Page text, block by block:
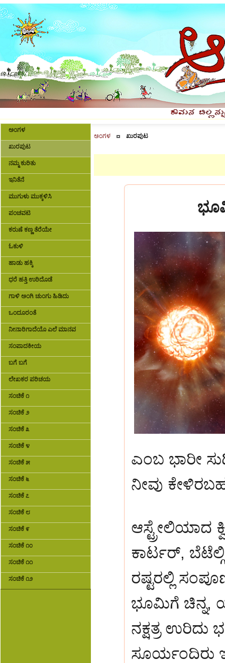
ಅಂಗಳ
ಖುರಪುಟ
ನಮ್ಮ ಕುರಿತು
ಇನಿತೆನೆ
ಮುಗುಳು ಮುಕ್ಕಳಿಸಿ
ಪಂಚವಟಿ
ಕರುಣೆ ಕಣ್ಣ ತೆರೆಯೇ
ಓಕುಳಿ
ಹಾಡು ಹಕ್ಕಿ
ಧರೆ ಹತ್ತಿ ಉರಿದೊಡೆ
ಗಾಳಿ ಅಂಗಿ ಚುಂಗು ಹಿಡಿದು
ಒಂದೂರಂತೆ
ನೀನಾರಿಗಾದೆಯೊ ಎಲೆ ಮಾನವ
ಸಂಪಾದಕೀಯ
ಬಗೆ ಬಗೆ
ಲೇಖಕರ ಪರಿಚಯ
ಸಂಚಿಕೆ ೧
ಸಂಚಿಕೆ ೨
ಸಂಚಿಕೆ ೩
ಸಂಚಿಕೆ ೪
ಸಂಚಿಕೆ ೫
ಸಂಚಿಕೆ ೬
ಸಂಚಿಕೆ ೭
ಸಂಚಿಕೆ ೮
ಸಂಚಿಕೆ ೯
ಸಂಚಿಕೆ ೧೦
ಸಂಚಿಕೆ ೧೧
ಸಂಚಿಕೆ ೧೨
ಅಂಗಳ ಖುರಪುಟ
ಎಂಬ ಭಾರೀ
ನೀವು
ಆಸ್ಟ್ರೇಲಿಯಾದ
ಕಾರ್ಟರ್,
ರಷ್ಟರಲ್ಲಿ
ಭೂಮಿಗೆ ಚಿನ್ನ,
ನಕ್ಷತ್ರ ಉರಿದು
ಸೂರ್ಯಂದಿರು